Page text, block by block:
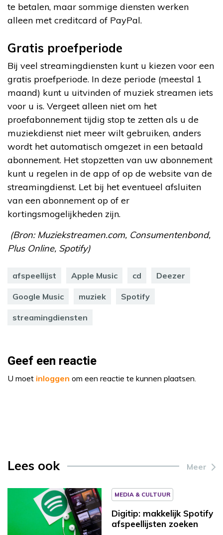
te betalen, maar sommige diensten werken
alleen met creditcard of PayPal.
Gratis proefperiode
Bij veel streamingdiensten kunt u kiezen voor een
gratis proefperiode. In deze periode (meestal 1
maand) kunt u uitvinden of muziek streamen iets
voor u is. Vergeet alleen niet om het
proefabonnement tijdig stop te zetten als u de
muziekdienst niet meer wilt gebruiken, anders
wordt het automatisch omgezet in een betaald
abonnement. Het stopzetten van uw abonnement
kunt u regelen in de app of op de website van de
streamingdienst. Let bij het eventueel afsluiten
van een abonnement op of er
kortingsmogelijkheden zijn.
(Bron: Muziekstreamen.com, Consumentenbond,
Plus Online, Spotify)
afspeellijst Apple Music cd Deezer
Google Music muziek Spotify
streamingdiensten
Geef een reactie
U moet inloggen om een reactie te kunnen plaatsen.
Lees ook Meer
MEDIA & CULTUUR
Digitip: makkelijk Spotify
afspeellijsten zoeken